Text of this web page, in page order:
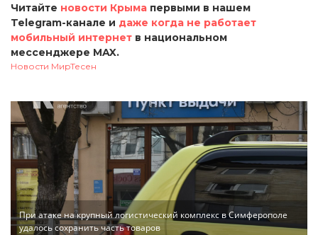
Читайте новости Крыма первыми в нашем
Telegram-канале и даже когда не работает
мобильный интернет в национальном
мессенджере MAX.
Новости МирТесен
При атаке на крупный логистический комплекс в Симферополе
удалось сохранить часть товаров